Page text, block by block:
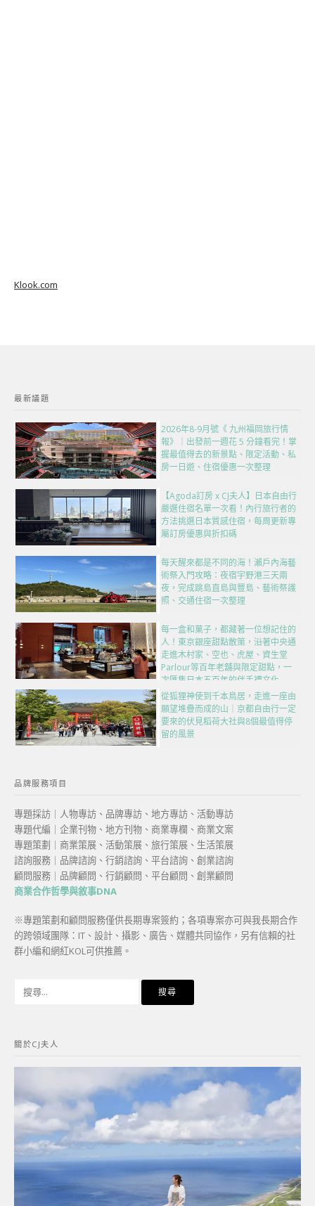
Klook.com
最新議題
2026年8-9月號《 九州福岡旅行情
報》｜出發前一週花 5 分鐘看完！掌
握最值得去的新景點、限定活動、私
房一日遊、住宿優惠一次整理
【Agoda訂房 x CJ夫人】日本自由行
嚴選住宿名單一次看！內行旅行者的
方法挑選日本質感住宿，每周更新專
屬訂房優惠與折扣碼
每天醒來都是不同的海！瀨戶內海藝
術祭入門攻略：夜宿宇野港三天兩
夜，完成跳島直島與豐島、藝術祭護
照、交通住宿一次整理
每一盒和菓子，都藏著一位想記住的
人！東京銀座甜點散策，沿著中央通
走進木村家、空也、虎屋、資生堂
Parlour等百年老舖與限定甜點，一
次匯集日本五百年的伴手禮文化
從狐狸神使到千本鳥居，走進一座由
願望堆疊而成的山｜京都自由行一定
要來的伏見稻荷大社與8個最值得停
留的風景
品牌服務項目
專題採訪｜人物專訪、品牌專訪、地方專訪、活動專訪
專題代編｜企業刊物、地方刊物、商業專欄、商業文案
專題策劃｜商業策展、活動策展、旅行策展、生活策展
諮詢服務｜品牌諮詢、行銷諮詢、平台諮詢、創業諮詢
顧問服務｜品牌顧問、行銷顧問、平台顧問、創業顧問
商業合作哲學與敘事DNA
※專題策劃和顧問服務僅供長期專案簽約；各項專案亦可與我長期合作
的跨領域團隊：IT、設計、攝影、廣告、媒體共同協作，另有信賴的社
群小編和網紅KOL可供推薦。
字:
關於CJ夫人